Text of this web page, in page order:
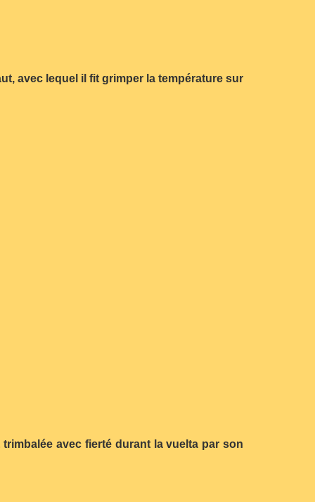
avec lequel il fit grimper la température sur
avec fierté durant la vuelta par son